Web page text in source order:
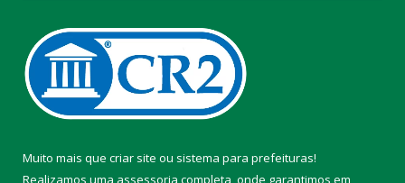
Muito mais que criar site ou sistema para prefeituras!